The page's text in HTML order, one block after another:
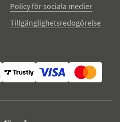
Policy för sociala medier
Tillgänglighetsredogörelse